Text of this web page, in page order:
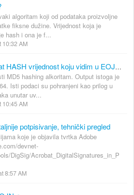
algoritam koji od podataka proizvoljne
fiksne dužine. Vrijednost koja je
hash i ona je f...
10:32 AM
Kako reproducirat HASH vrijednost koju vidim u EOJN sustavu?
MD5 hashing alkoritam. Output istoga je
Isti podaci su pohranjeni kao prilog u
unutar uv...
10:45 AM
potpisivanje, tehnički pregled
koje je objavila tvrtka Adobe
devnet-
DigSig/Acrobat_DigitalSignatures_in_P
8:57 AM